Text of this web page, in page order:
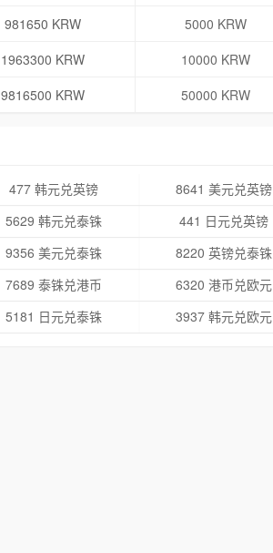
981650 KRW 5000 KRW
1963300 KRW 10000 KRW
9816500 KRW 50000 KRW
477 韩元兑英镑 8641 美元兑英镑
5629 韩元兑泰铢 441 日元兑英镑
9356 美元兑泰铢 8220 英镑兑泰铢
7689 泰铢兑港币 6320 港币兑欧元
5181 日元兑泰铢 3937 韩元兑欧元